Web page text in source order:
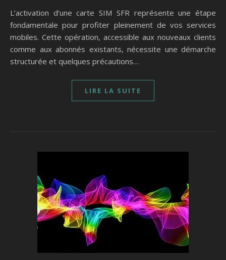
L’activation d’une carte SIM SFR représente une étape
fondamentale pour profiter pleinement de vos services
mobiles. Cette opération, accessible aux nouveaux clients
comme aux abonnés existants, nécessite une démarche
structurée et quelques précautions…
LIRE LA SUITE